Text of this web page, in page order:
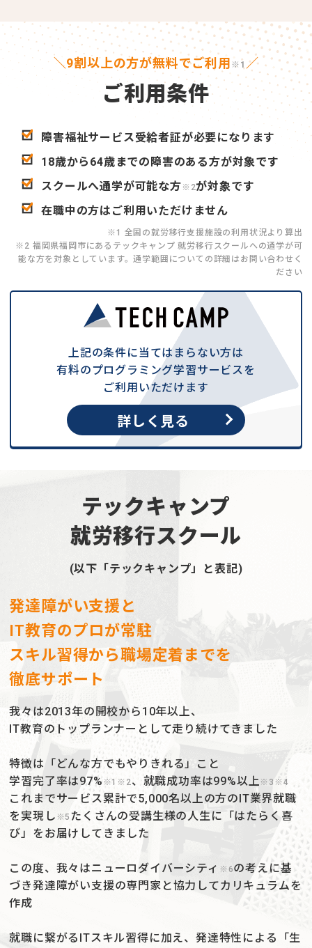
＼9割以上の方が無料でご利用 ※1 ／
ご利用条件
障害福祉サービス受給者証が必要になります
18歳から64歳までの障害のある方が対象です
スクールへ通学が可能な方 ※2が対象です
在職中の方はご利用いただけません
※1 全国の就労移行支援施設の利用状況より算出
※2 福岡県福岡市にあるテックキャンプ 就労移行スクールへの通学が可
能な方を対象としています。通学範囲についての詳細はお問い合わせく
ださい
上記の条件に当てはまらない方は
有料のプログラミング学習サービスを
ご利用いただけます
詳しく見る
テックキャンプ
就労移行スクール
(以下「テックキャンプ」と表記)
発達障がい支援と
IT教育のプロが常駐
スキル習得から職場定着までを
徹底サポート
我々は2013年の開校から10年以上、
IT教育のトップランナーとして走り続けてきました
特徴は「どんな方でもやりきれる」こと
学習完了率は97%※1※2 、就職成功率は99%以上 ※3※4
これまでサービス累計で5,000名以上の方のIT業界就職
を実現し ※5 たくさんの受講生様の人生に「はたらく喜
び」をお届けしてきました
この度、我々はニューロダイバーシティ ※6の考えに基
づき発達障がい支援の専門家と協力してカリキュラムを
作成
就職に繋がるITスキル習得に加え、発達特性による「生